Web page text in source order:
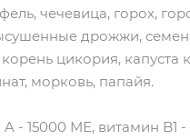
чечевица, горох,
дрожжи,
цикория, капуста
морковь, папайя.
- 15000 МЕ, витамин B1